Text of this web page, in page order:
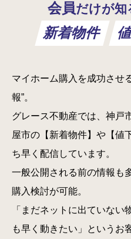
会員だけが知
新着物件
マイホーム購入を成功させ
報”。
グレース不動産では、神戸
屋市の【新着物件】や【値
ち早く配信しています。
一般公開される前の情報も
購入検討が可能。
「まだネットに出ていない
も早く動きたい」というお